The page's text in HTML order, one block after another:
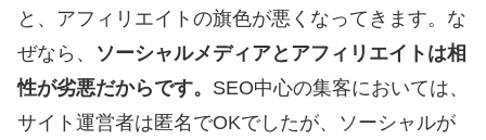
と、アフィリエイトの旗色が悪くなってきます。な
ぜなら、 ソーシャルメディアとアフィリエイトは相
性が劣悪だからです。 SEO中心の集客においては、
サイト運営者は匿名でOKでしたが、ソーシャルが